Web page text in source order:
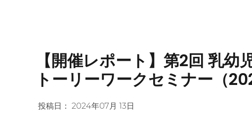
【開催レポート】第2回 乳
トーリーワークセミナー（
投稿日： 2024年07月 13日